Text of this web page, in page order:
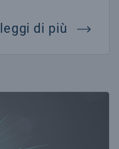
leggi di più